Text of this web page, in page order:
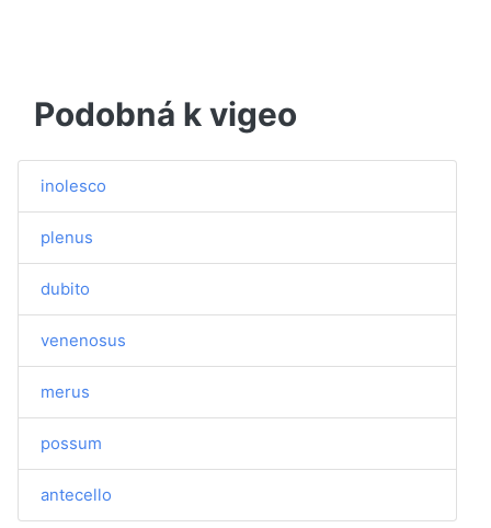
Podobná k vigeo
inolesco
plenus
dubito
venenosus
merus
possum
antecello